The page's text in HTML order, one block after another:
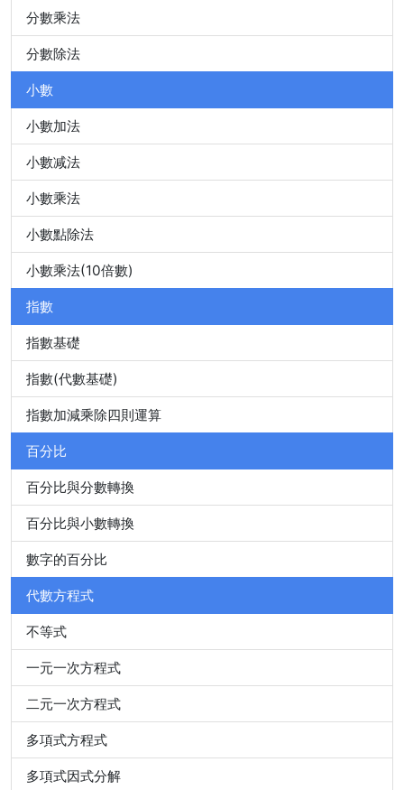
分數乘法
分數除法
小數
小數加法
小數减法
小數乘法
小數點除法
小數乘法(10倍數)
指數
指數基礎
指數(代數基礎)
指數加減乘除四則運算
百分比
百分比與分數轉換
百分比與小數轉換
數字的百分比
代數方程式
不等式
一元一次方程式
二元一次方程式
多項式方程式
多項式因式分解